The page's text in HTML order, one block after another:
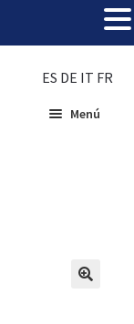
ES DE IT FR
Menú